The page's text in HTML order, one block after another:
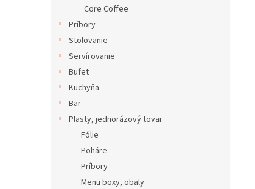
Core Coffee
Príbory
Stolovanie
Servírovanie
Bufet
Kuchyňa
Bar
Plasty, jednorázový tovar
Fólie
Poháre
Príbory
Menu boxy, obaly